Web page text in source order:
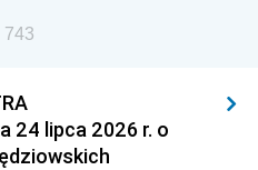
743
24 lipca 2026 r. o